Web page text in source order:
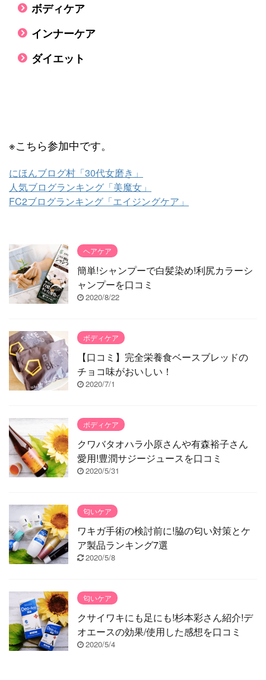
ボディケア
インナーケア
ダイエット
※こちら参加中です。
にほんブログ村「30代女磨き」
人気ブログランキング「美魔女」
FC2ブログランキング「エイジングケア」
ヘアケア
簡単!シャンプーで白髪染め!利尻カラーシ
ャンプーを口コミ
2020/8/22
ボディケア
【口コミ】完全栄養食ベースブレッドの
チョコ味がおいしい！
2020/7/1
ボディケア
クワバタオハラ小原さんや有森裕子さん
愛用!豊潤サジージュースを口コミ
2020/5/31
匂いケア
ワキガ手術の検討前に!脇の匂い対策とケ
ア製品ランキング7選
2020/5/8
匂いケア
クサイワキにも足にも!杉本彩さん紹介!デ
オエースの効果/使用した感想を口コミ
2020/5/4